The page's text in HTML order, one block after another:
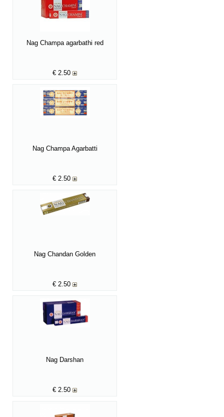
Nag Champa agarbathi red
€ 2.50
Nag Champa Agarbatti
€ 2.50
Nag Chandan Golden
€ 2.50
Nag Darshan
€ 2.50